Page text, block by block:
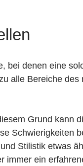
bei denen eine
alle Bereiche des
Grund kann
Schwierigkeiten
Stilistik etwas
immer ein